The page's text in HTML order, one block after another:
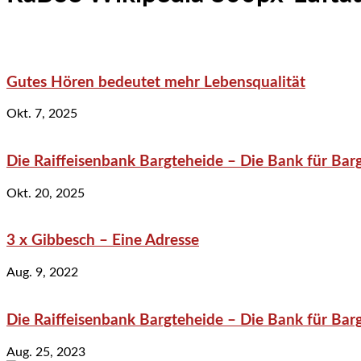
Gutes Hören bedeutet mehr Lebensqualität
Okt. 7, 2025
Die Raiffeisenbank Bargteheide – Die Bank für
Okt. 20, 2025
3 x Gibbesch – Eine Adresse
Aug. 9, 2022
Die Raiffeisenbank Bargteheide – Die Bank für
Aug. 25, 2023